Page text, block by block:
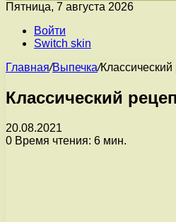
Пятница, 7 августа 2026
Войти
Switch skin
Главная/Выпечка/
Классический
20.08.2021
0 Время чтения: 6 мин.